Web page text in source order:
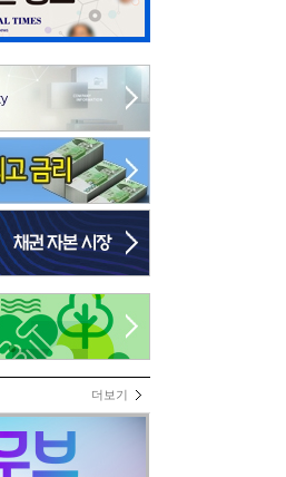
더보기